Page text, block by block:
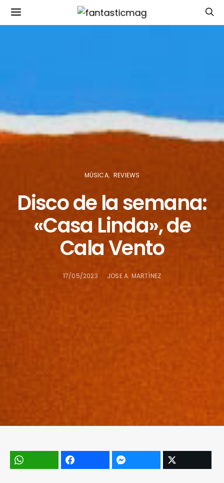
MÚSICA REVIEWS
Disco de la semana:
«Casa Linda», de
Cala Vento
17/05/2023 JOSE A. MARTÍNEZ